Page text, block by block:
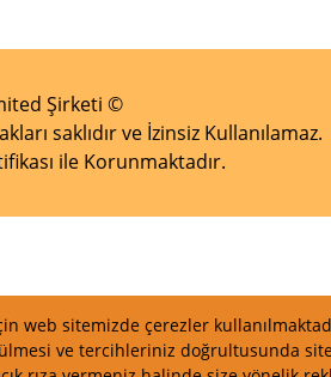
web sitemizde çerezler
ve tercihleriniz doğrultusunda
Şirketi ©
saklıdır ve İzinsiz Kullanılamaz.
ile Korunmaktadır.